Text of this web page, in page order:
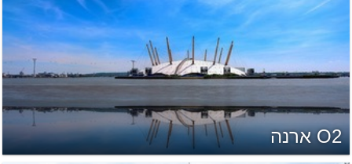
O2 ארנה